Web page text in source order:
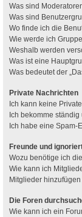
Was sind
Was sind
Wo finde ich die
Wie werde ich
Weshalb werden
Was ist eine
Was bedeutet der
Private Nachrichten
Ich kann keine
Ich bekomme
Ich habe eine Spam-
Freunde und
Wozu benötige ich
Wie kann ich
Mitglieder
Die Foren
Wie kann ich ein